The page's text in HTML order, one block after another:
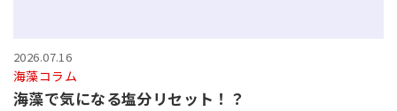
2026.07.16
海藻コラム
海藻で気になる塩分リセット！？